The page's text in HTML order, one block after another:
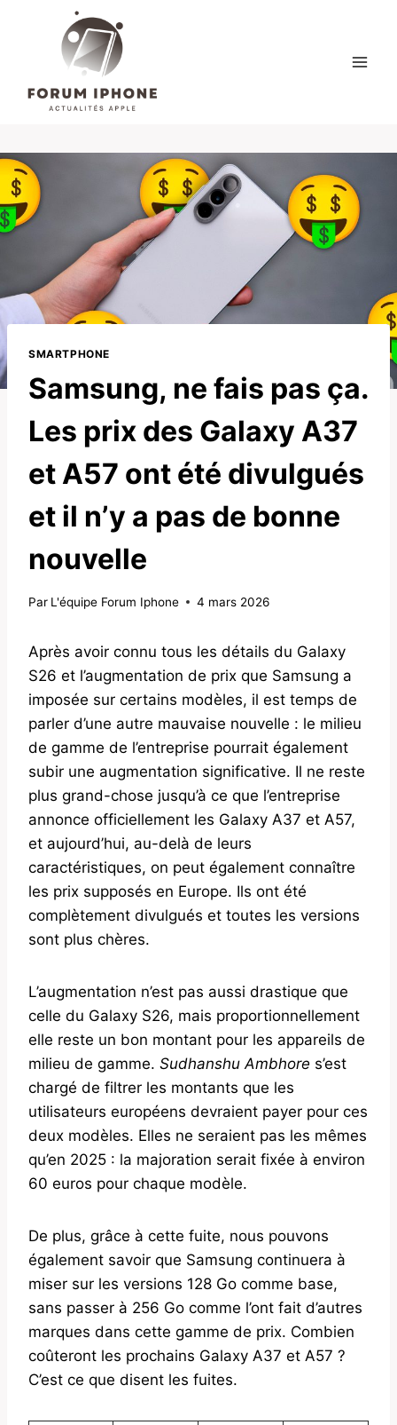
SMARTPHONE
Samsung, ne fais pas ça.
Les prix des Galaxy A37
et A57 ont été divulgués
et il n’y a pas de bonne
nouvelle
Par L'équipe Forum Iphone 4 mars 2026
Après avoir connu tous les détails du Galaxy
S26 et l’augmentation de prix que Samsung a
imposée sur certains modèles, il est temps de
parler d’une autre mauvaise nouvelle : le milieu
de gamme de l’entreprise pourrait également
subir une augmentation significative. Il ne reste
plus grand-chose jusqu’à ce que l’entreprise
annonce officiellement les Galaxy A37 et A57,
et aujourd’hui, au-delà de leurs
caractéristiques, on peut également connaître
les prix supposés en Europe. Ils ont été
complètement divulgués et toutes les versions
sont plus chères.
L’augmentation n’est pas aussi drastique que
celle du Galaxy S26, mais proportionnellement
elle reste un bon montant pour les appareils de
milieu de gamme. Sudhanshu Ambhore s’est
chargé de filtrer les montants que les
utilisateurs européens devraient payer pour ces
deux modèles. Elles ne seraient pas les mêmes
qu’en 2025 : la majoration serait fixée à environ
60 euros pour chaque modèle.
De plus, grâce à cette fuite, nous pouvons
également savoir que Samsung continuera à
miser sur les versions 128 Go comme base,
sans passer à 256 Go comme l’ont fait d’autres
marques dans cette gamme de prix. Combien
coûteront les prochains Galaxy A37 et A57 ?
C’est ce que disent les fuites.